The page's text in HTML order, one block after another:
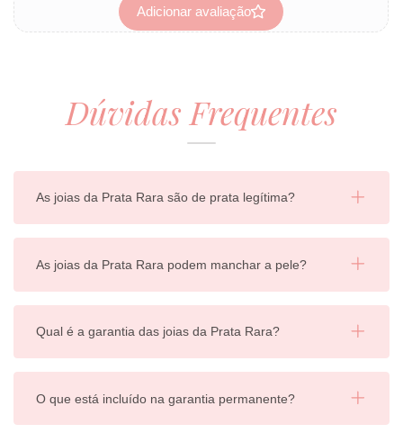
Adicionar avaliação
Dúvidas Frequentes
As joias da Prata Rara são de prata legítima?
As joias da Prata Rara podem manchar a pele?
Qual é a garantia das joias da Prata Rara?
O que está incluído na garantia permanente?